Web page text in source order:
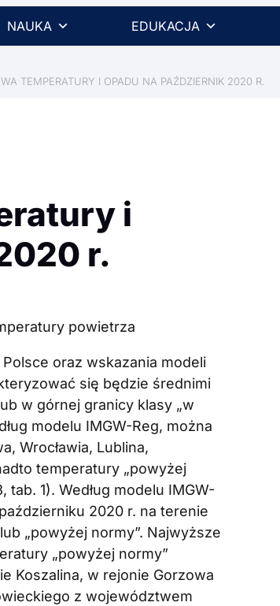
NAUKA EDUKACJA
TEMPERATURY I OPADU NA PAŹDZIERNIK 2020 R.
i
r.
powietrza
oraz wskazania modeli
się będzie średnimi
w górnej granicy klasy „w
modelu IMGW-Reg, można
Wrocławia, Lublina,
temperatury „powyżej
1). Według modelu IMGW-
2020 r. na terenie
„powyżej normy”. Najwyższe
„powyżej normy”
Koszalina, w rejonie Gorzowa
z województwem